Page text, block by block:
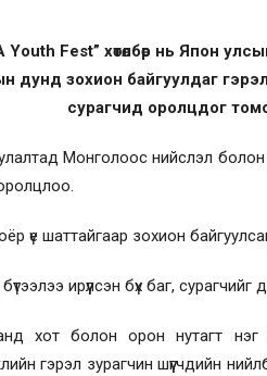
Youth Fest” хөтөлбөр нь Япон
дунд зохион байгуулдаг
сурагчид оролцдог
Монголоос нийслэл болон
үе шаттайгаар зохион
ирүүлсэн бүх баг,
хот болон орон нутагт нэг
гэрэл зурагчин шүүгчдийн